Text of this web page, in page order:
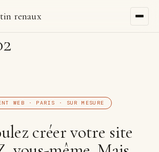
renaux
WEB · PARIS · SUR MESURE
créer votre site